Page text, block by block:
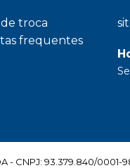
troca
frequentes
- CNPJ: 93.379.840/